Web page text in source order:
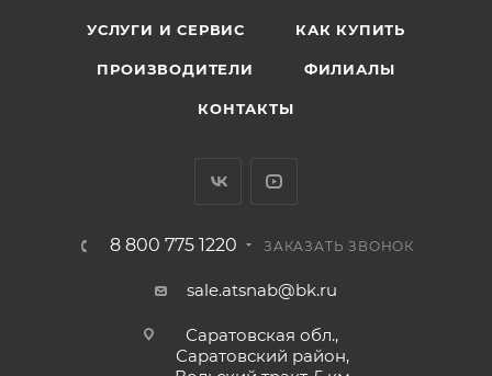
УСЛУГИ И СЕРВИС КАК КУПИТЬ
ПРОИЗВОДИТЕЛИ ФИЛИАЛЫ
КОНТАКТЫ
8 800 775 1220 ЗАКАЗАТЬ ЗВОНОК
sale.atsnab@bk.ru
Саратовская обл.,
Саратовский район,